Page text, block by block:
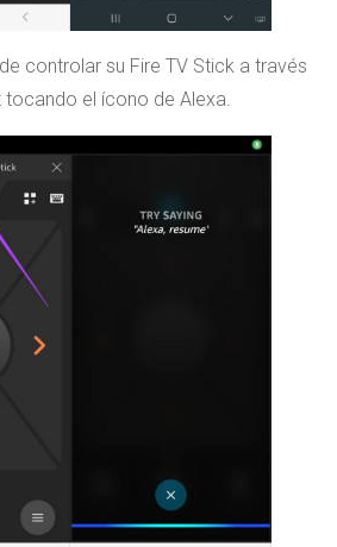
controlar su Fire TV Stick a través
el ícono de Alexa.